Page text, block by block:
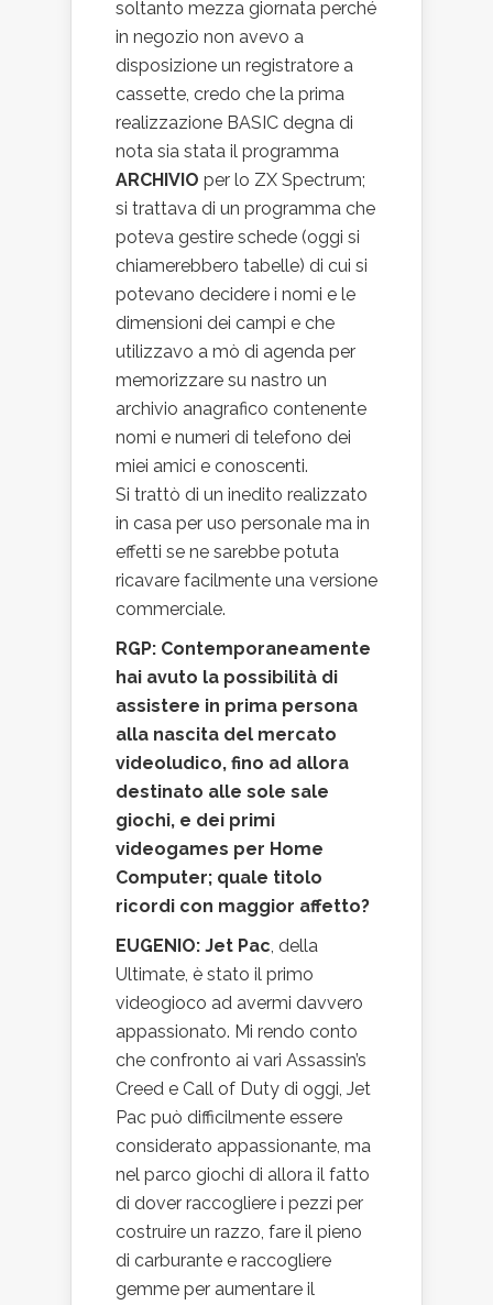
soltanto mezza giornata perché
in negozio non avevo a
disposizione un registratore a
cassette, credo che la prima
realizzazione BASIC degna di
nota sia stata il programma
ARCHIVIO per lo ZX Spectrum;
si trattava di un programma che
poteva gestire schede (oggi si
chiamerebbero tabelle) di cui si
potevano decidere i nomi e le
dimensioni dei campi e che
utilizzavo a mò di agenda per
memorizzare su nastro un
archivio anagrafico contenente
nomi e numeri di telefono dei
miei amici e conoscenti.
Si trattò di un inedito realizzato
in casa per uso personale ma in
effetti se ne sarebbe potuta
ricavare facilmente una versione
commerciale.
RGP: Contemporaneamente
hai avuto la possibilità di
assistere in prima persona
alla nascita del mercato
videoludico, fino ad allora
destinato alle sole sale
giochi, e dei primi
videogames per Home
Computer; quale titolo
ricordi con maggior affetto?
EUGENIO: Jet Pac , della
Ultimate, è stato il primo
videogioco ad avermi davvero
appassionato. Mi rendo conto
che confronto ai vari Assassin’s
Creed e Call of Duty di oggi, Jet
Pac può difficilmente essere
considerato appassionante, ma
nel parco giochi di allora il fatto
di dover raccogliere i pezzi per
costruire un razzo, fare il pieno
di carburante e raccogliere
gemme per aumentare il